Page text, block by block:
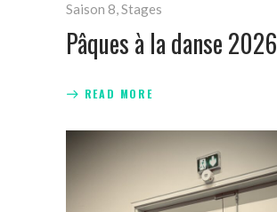
Saison 8,Stages
Pâques à la danse 2026
READ MORE